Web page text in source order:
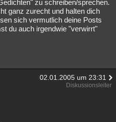
zu schreiben/sprechen.
ganz zurecht und halten dich
sich vermutlich deine Posts
du auch irgendwie "verwirrt"
02.01.2005 um 23:31
Diskussionsleiter